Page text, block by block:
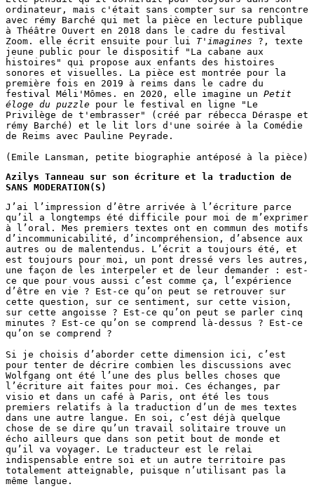
ordinateur, mais c'était sans compter sur sa rencontre
avec rémy Barché qui met la pièce en lecture publique
à Théâtre Ouvert en 2018 dans le cadre du festival
Zoom. elle écrit ensuite pour lui T'imagines ?, texte
jeune public pour le dispositif "La cabane aux
histoires" qui propose aux enfants des histoires
sonores et visuelles. La pièce est montrée pour la
première fois en 2019 à reims dans le cadre du
festival Méli'Mômes. en 2020, elle imagine un Petit
éloge du puzzle pour le festival en ligne "Le
Privilège de t'embrasser" (créé par rébecca Déraspe et
rémy Barché) et le lit lors d'une soirée à la Comédie
de Reims avec Pauline Peyrade.
Azilys Tanneau sur son écriture et la traduction de
SANS MODERATION(S)
J’ai l’impression d’être arrivée à l’écriture parce
qu’il a longtemps été difficile pour moi de m’exprimer
à l’oral. Mes premiers textes ont en commun des motifs
d’incommunicabilité, d’incompréhension, d’absence aux
autres ou de malentendus. L’écrit a toujours été, et
est toujours pour moi, un pont dressé vers les autres,
une façon de les interpeler et de leur demander : est-
ce que pour vous aussi c’est comme ça, l’expérience
d’être en vie ? Est-ce qu’on peut se retrouver sur
cette question, sur ce sentiment, sur cette vision,
sur cette angoisse ? Est-ce qu’on peut se parler cinq
minutes ? Est-ce qu’on se comprend là-dessus ? Est-ce
qu’on se comprend ?
Si je choisis d’aborder cette dimension ici, c’est
pour tenter de décrire combien les discussions avec
Wolfgang ont été l’une des plus belles choses que
l’écriture ait faites pour moi. Ces échanges, par
visio et dans un café à Paris, ont été les tous
premiers relatifs à la traduction d’un de mes textes
dans une autre langue. En soi, c’est déjà quelque
chose de se dire qu’un travail solitaire trouve un
écho ailleurs que dans son petit bout de monde et
qu’il va voyager. Le traducteur est le relai
indispensable entre soi et un autre territoire pas
totalement atteignable, puisque n’utilisant pas la
même langue.